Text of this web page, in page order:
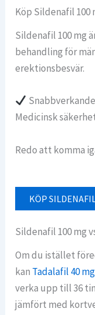
Köp Sildenafil 100
Sildenafil 100 mg
behandling för
erektionsbesvär.
Medicinsk
Redo att komma
KÖP
Sildenafil 100 mg
Om du istället
kan Tadalafil 40 mg
verka upp till 36
jämfört med